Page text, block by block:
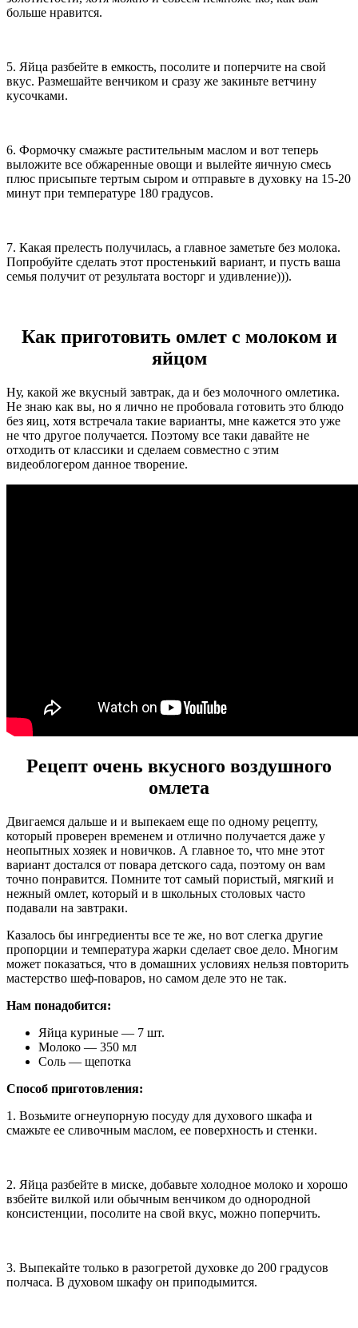
больше нравится.
5. Яйца разбейте в емкость, посолите и поперчите на свой
вкус. Размешайте венчиком и сразу же закиньте ветчину
кусочками.
6. Формочку смажьте растительным маслом и вот теперь
выложите все обжаренные овощи и вылейте яичную смесь
плюс присыпьте тертым сыром и отправьте в духовку на 15-20
минут при температуре 180 градусов.
7. Какая прелесть получилась, а главное заметьте без молока.
Попробуйте сделать этот простенький вариант, и пусть ваша
семья получит от результата восторг и удивление))).
Как приготовить омлет с молоком и
яйцом
Ну, какой же вкусный завтрак, да и без молочного омлетика.
Не знаю как вы, но я лично не пробовала готовить это блюдо
без яиц, хотя встречала такие варианты, мне кажется это уже
не что другое получается. Поэтому все таки давайте не
отходить от классики и сделаем совместно с этим
видеоблогером данное творение.
Рецепт очень вкусного воздушного
омлета
Двигаемся дальше и и выпекаем еще по одному рецепту,
который проверен временем и отлично получается даже у
неопытных хозяек и новичков. А главное то, что мне этот
вариант достался от повара детского сада, поэтому он вам
точно понравится. Помните тот самый пористый, мягкий и
нежный омлет, который и в школьных столовых часто
подавали на завтраки.
Казалось бы ингредиенты все те же, но вот слегка другие
пропорции и температура жарки сделает свое дело. Многим
может показаться, что в домашних условиях нельзя повторить
мастерство шеф-поваров, но самом деле это не так.
Нам понадобится:
Яйца куриные — 7 шт.
Молоко — 350 мл
Соль — щепотка
Способ приготовления:
1. Возьмите огнеупорную посуду для духового шкафа и
смажьте ее сливочным маслом, ее поверхность и стенки.
2. Яйца разбейте в миске, добавьте холодное молоко и хорошо
взбейте вилкой или обычным венчиком до однородной
консистенции, посолите на свой вкус, можно поперчить.
3. Выпекайте только в разогретой духовке до 200 градусов
полчаса. В духовом шкафу он приподымится.